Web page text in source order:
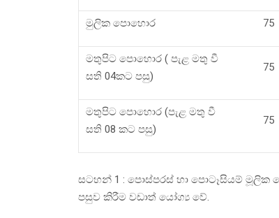
මුලික පොහොර 75
මතුපිට පොහොර ( පැළ මතු වී
සති 04කට පසු)
75
මතුපිට පොහොර (පැළ මතු වී
සති 08 කට පසු)
75
සටහන් 1 : පොස්පරස් හා පොටෑසියම් මූලික
පසුව කිරීම වඩාත් යෝග්‍ය වේ.